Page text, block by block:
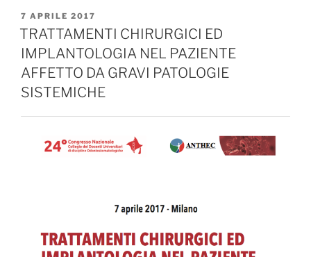
nella
Rigenerazione
Tessutale”
PUBBLICATO
IL
7 APRILE 2017
TRATTAMENTI CHIRURGICI ED
IMPLANTOLOGIA NEL PAZIENTE
AFFETTO DA GRAVI PATOLOGIE
SISTEMICHE